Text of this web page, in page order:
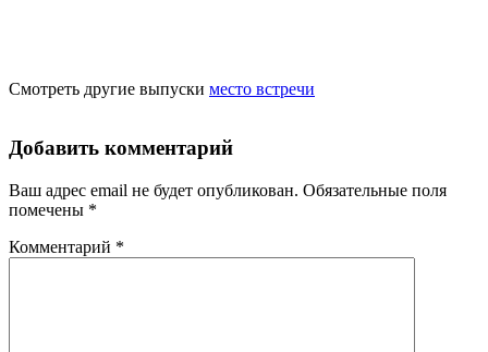
Смотреть другие выпуски место встречи
Добавить комментарий
Ваш адрес email не будет опубликован. Обязательные поля
помечены *
Комментарий *